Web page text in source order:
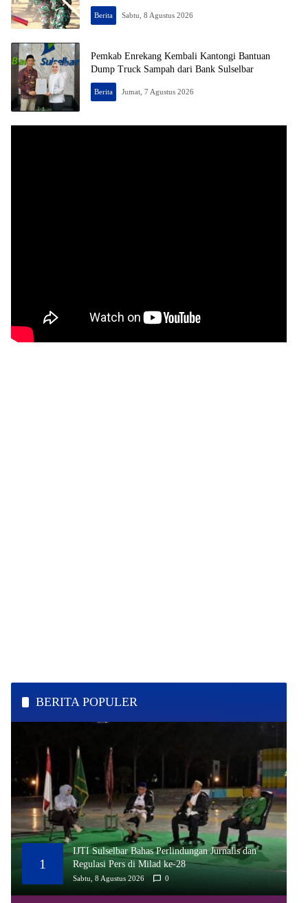
Berita Sabtu, 8 Agustus 2026
Pemkab Enrekang Kembali Kantongi Bantuan
Dump Truck Sampah dari Bank Sulselbar
Berita Jumat, 7 Agustus 2026
BERITA POPULER
1
IJTI Sulselbar Bahas Perlindungan Jurnalis dan
Regulasi Pers di Milad ke-28
Sabtu, 8 Agustus 2026 0
Iklan BI